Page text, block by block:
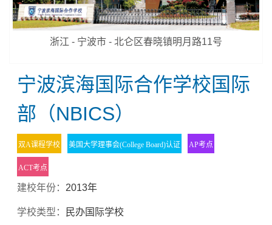
浙江 - 宁波市 - 北仑区春晓镇明月路11号
宁波滨海国际合作学校国际
部（NBICS）
双A课程学校 美国大学理事会(College Board)认证 AP考点
ACT考点
建校年份： 2013年
学校类型： 民办国际学校